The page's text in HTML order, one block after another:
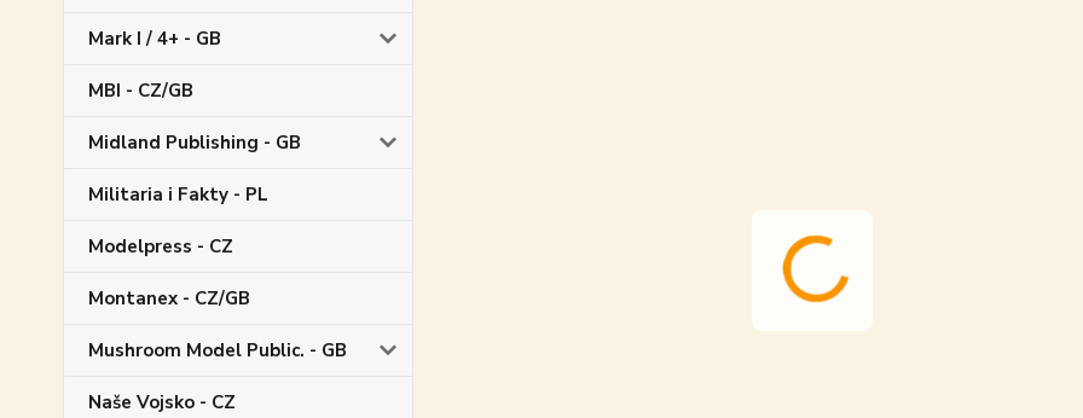
Mark I / 4+ - GB
MBI - CZ/GB
Midland Publishing - GB
Militaria i Fakty - PL
Modelpress - CZ
Montanex - CZ/GB
Mushroom Model Public. - GB
Naše Vojsko - CZ